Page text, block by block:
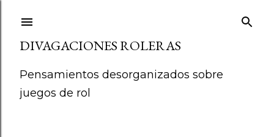
DIVAGACIONES ROLERAS
Pensamientos desorganizados sobre
juegos de rol